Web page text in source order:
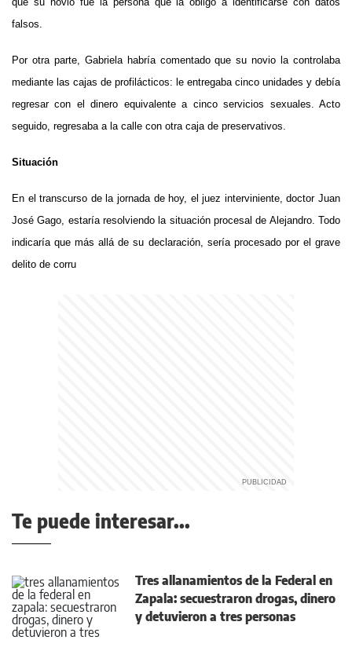
falsos.
Por otra parte, Gabriela habría comentado que su novio la controlaba
mediante las cajas de profilácticos: le entregaba cinco unidades y debía
regresar con el dinero equivalente a cinco servicios sexuales. Acto
seguido, regresaba a la calle con otra caja de preservativos.
Situación
En el transcurso de la jornada de hoy, el juez interviniente, doctor Juan
José Gago, estaría resolviendo la situación procesal de Alejandro. Todo
indicaría que más allá de su declaración, sería procesado por el grave
delito de corru
Te puede interesar...
Tres allanamientos de la Federal en
Zapala: secuestraron drogas, dinero
y detuvieron a tres personas